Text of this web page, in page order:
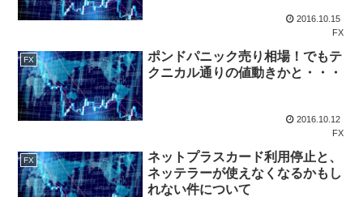
2016.10.15
FX
FX
ポンドパニック売り相場！でもテ
クニカル通りの値動きかと・・・
2016.10.12
FX
FX
ネットプラスカード利用停止と、
ネッテラーが使えなくなるかもし
れない件について